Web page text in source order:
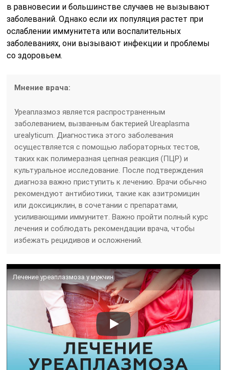
в равновесии и большинстве случаев не вызывают
заболеваний. Однако если их популяция растет при
ослаблении иммунитета или воспалительных
заболеваниях, они вызывают инфекции и проблемы
со здоровьем.
Мнение врача:
Уреаплазмоз является распространенным
заболеванием, вызванным бактерией Ureaplasma
urealyticum. Диагностика этого заболевания
осуществляется с помощью лабораторных тестов,
таких как полимеразная цепная реакция (ПЦР) и
культуральное исследование. После подтверждения
диагноза важно приступить к лечению. Врачи обычно
рекомендуют антибиотики, такие как азитромицин
или доксициклин, в сочетании с препаратами,
усиливающими иммунитет. Важно пройти полный курс
лечения и соблюдать рекомендации врача, чтобы
избежать рецидивов и осложнений.
Лечение уреаплазмоза у мужчин